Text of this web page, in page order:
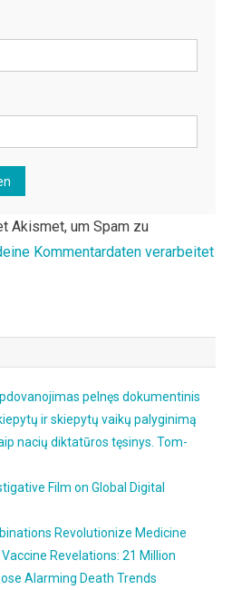
Akismet, um Spam zu
Kommentardaten verarbeitet
pelnęs dokumentinis
ir skiepytų vaikų palyginimą
nacių diktatūros tęsinys. Tom-
Film on Global Digital
Revolutionize Medicine
Revelations: 21 Million
Alarming Death Trends